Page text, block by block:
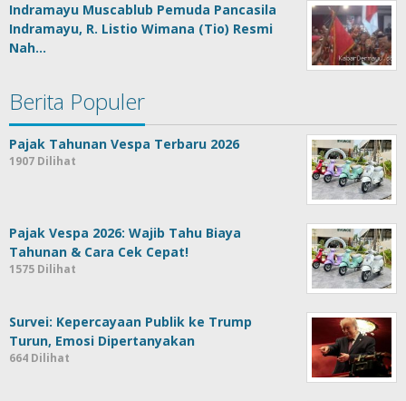
Indramayu Muscablub Pemuda Pancasila
Indramayu, R. Listio Wimana (Tio) Resmi
Nah…
Berita Populer
Pajak Tahunan Vespa Terbaru 2026
1907 Dilihat
Pajak Vespa 2026: Wajib Tahu Biaya
Tahunan & Cara Cek Cepat!
1575 Dilihat
Survei: Kepercayaan Publik ke Trump
Turun, Emosi Dipertanyakan
664 Dilihat